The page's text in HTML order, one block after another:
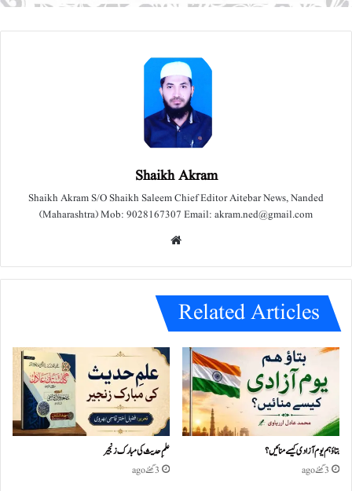
Shaikh Akram
Shaikh Akram S/O Shaikh Saleem Chief Editor Aitebar News, Nanded
(Maharashtra) Mob: 9028167307 Email: akram.ned@gmail.com
e
Related Articles
بتاؤ ہم یوم آزادی کیسے منائیں؟
3 گھنٹے ago
علمِ حدیث کی مبارک زنجیر
3 گھنٹے ago